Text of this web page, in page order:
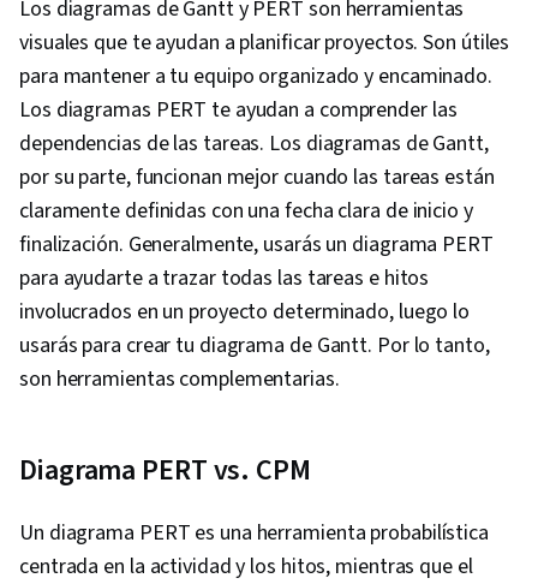
Los diagramas de Gantt y PERT son herramientas
visuales que te ayudan a planificar proyectos. Son útiles
para mantener a tu equipo organizado y encaminado.
Los diagramas PERT te ayudan a comprender las
dependencias de las tareas. Los diagramas de Gantt,
por su parte, funcionan mejor cuando las tareas están
claramente definidas con una fecha clara de inicio y
finalización. Generalmente, usarás un diagrama PERT
para ayudarte a trazar todas las tareas e hitos
involucrados en un proyecto determinado, luego lo
usarás para crear tu diagrama de Gantt. Por lo tanto,
son herramientas complementarias.
Diagrama PERT vs. CPM
Un diagrama PERT es una herramienta probabilística
centrada en la actividad y los hitos, mientras que el